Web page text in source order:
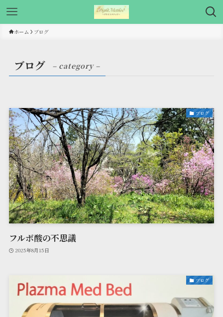
ホーム ブログ
ブログ – category –
ブログ
フルボ酸の不思議
2025年8月15日
ブログ